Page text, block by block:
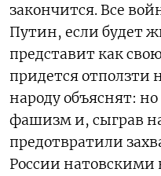
закончится. Все
Путин, если будет
представит как
придется отползти
народу объяснят:
фашизм и, сыграв
предотвратили
России натовскими